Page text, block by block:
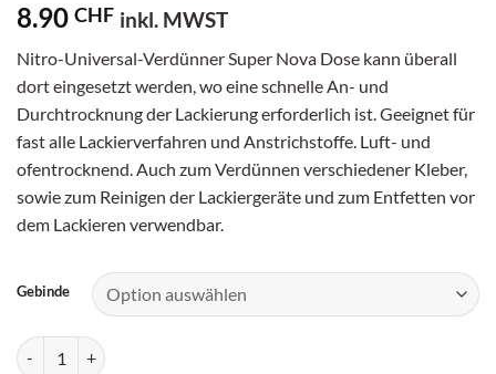
8.90 CHF inkl. MWST
Nitro-Universal-Verdünner Super Nova Dose kann überall
dort eingesetzt werden, wo eine schnelle An- und
Durchtrocknung der Lackierung erforderlich ist. Geeignet für
fast alle Lackierverfahren und Anstrichstoffe. Luft- und
ofentrocknend. Auch zum Verdünnen verschiedener Kleber,
sowie zum Reinigen der Lackiergeräte und zum Entfetten vor
dem Lackieren verwendbar.
Gebinde
Nitro-Universal-Verdünner Super Nova Dose Menge